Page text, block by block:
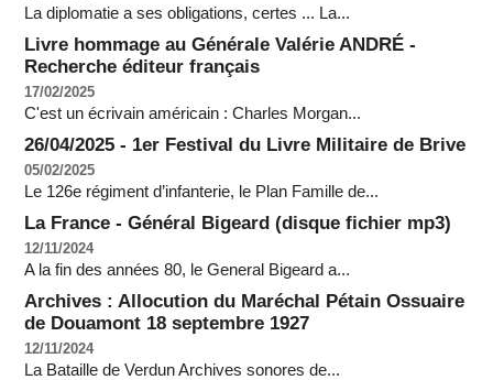
La diplomatie a ses obligations, certes ... La...
Livre hommage au Générale Valérie ANDRÉ -
Recherche éditeur français
17/02/2025
C'est un écrivain américain : Charles Morgan...
26/04/2025 - 1er Festival du Livre Militaire de Brive
05/02/2025
Le 126e régiment d’infanterie, le Plan Famille de...
La France - Général Bigeard (disque fichier mp3)
12/11/2024
A la fin des années 80, le General Bigeard a...
Archives : Allocution du Maréchal Pétain Ossuaire
de Douamont 18 septembre 1927
12/11/2024
La Bataille de Verdun Archives sonores de...